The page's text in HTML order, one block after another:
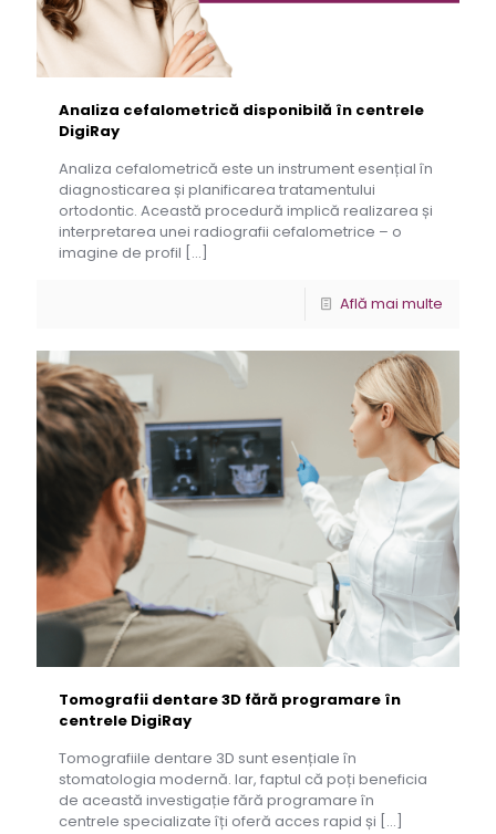
Analiza cefalometrică disponibilă în centrele
DigiRay
Analiza cefalometrică este un instrument esențial în
diagnosticarea și planificarea tratamentului
ortodontic. Această procedură implică realizarea și
interpretarea unei radiografii cefalometrice – o
imagine de profil […]
Află mai multe
Tomografii dentare 3D fără programare în
centrele DigiRay
Tomografiile dentare 3D sunt esențiale în
stomatologia modernă. Iar, faptul că poți beneficia
de această investigație fără programare în
centrele specializate îți oferă acces rapid și […]